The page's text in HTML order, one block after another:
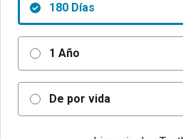
180 Días
1 Año
De por vida